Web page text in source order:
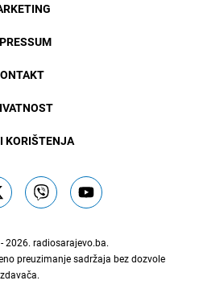
KORIŠTENJA
2026. radiosarajevo.ba.
preuzimanje sadržaja bez dozvole